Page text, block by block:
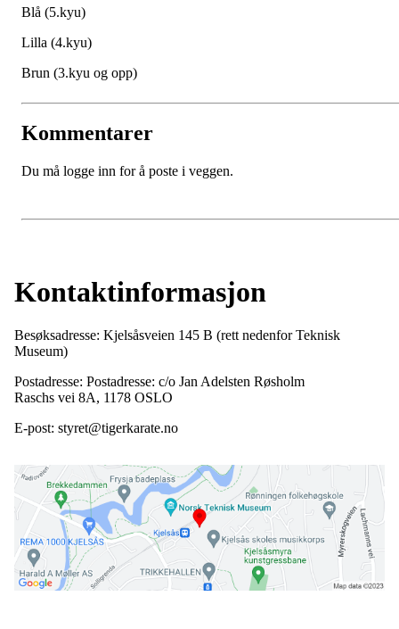
Blå (5.kyu)
Lilla (4.kyu)
Brun (3.kyu og opp)
Kommentarer
Du må logge inn for å poste i veggen.
Kontaktinformasjon
Besøksadresse: Kjelsåsveien 145 B (rett nedenfor Teknisk
Museum)
Postadresse: Postadresse: c/o Jan Adelsten Røsholm
Raschs vei 8A, 1178 OSLO
E-post: styret@tigerkarate.no